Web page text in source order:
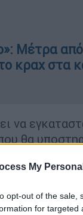
My
opt-out of the sale,
for targeted
Μέτρα
κραχ στα
να
θα
της
κάθε